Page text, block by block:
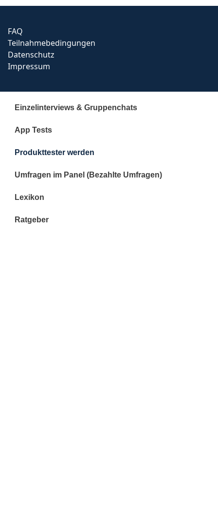
FAQ
Teilnahmebedingungen
Datenschutz
Impressum
Einzelinterviews & Gruppenchats
App Tests
Produkttester werden
Umfragen im Panel (Bezahlte Umfragen)
Lexikon
Ratgeber